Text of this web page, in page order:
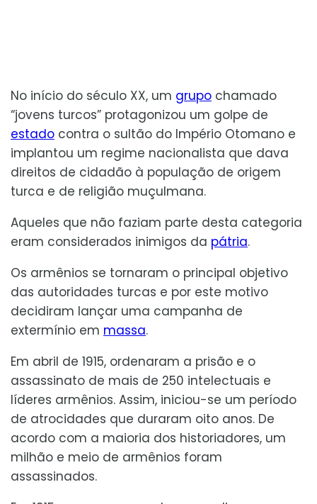
No início do século XX, um grupo chamado
“jovens turcos” protagonizou um golpe de
estado contra o sultão do Império Otomano e
implantou um regime nacionalista que dava
direitos de cidadão à população de origem
turca e de religião muçulmana.
Aqueles que não faziam parte desta categoria
eram considerados inimigos da pátria.
Os armênios se tornaram o principal objetivo
das autoridades turcas e por este motivo
decidiram lançar uma campanha de
extermínio em massa.
Em abril de 1915, ordenaram a prisão e o
assassinato de mais de 250 intelectuais e
líderes armênios. Assim, iniciou-se um período
de atrocidades que duraram oito anos. De
acordo com a maioria dos historiadores, um
milhão e meio de armênios foram
assassinados.